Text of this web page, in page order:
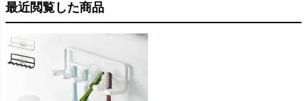
最近閲覧した商品